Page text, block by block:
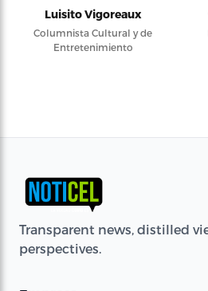
Luisito Vigoreaux
Columnista Cultural y de
Entretenimiento
Transparent news, distilled
perspectives.